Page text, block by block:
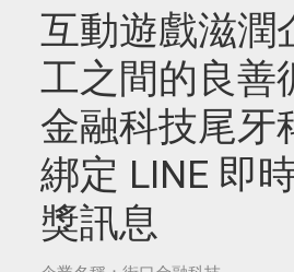
互動遊戲滋潤
工之間的良善
金融科技尾牙
綁定 LINE 即
獎訊息